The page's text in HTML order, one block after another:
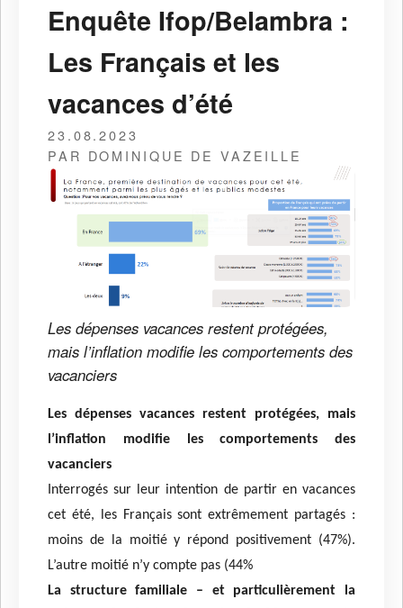
Enquête Ifop/Belambra :
Les Français et les
vacances d’été
23.08.2023
PAR DOMINIQUE DE VAZEILLE
Les dépenses vacances restent protégées,
mais l’inflation modifie les comportements des
vacanciers
Les dépenses vacances restent protégées, mais
l’inflation modifie les comportements des
vacanciers
Interrogés sur leur intention de partir en vacances
cet été, les Français sont extrêmement partagés :
moins de la moitié y répond positivement (47%).
L’autre moitié n’y compte pas (44%
La structure familiale – et particulièrement la